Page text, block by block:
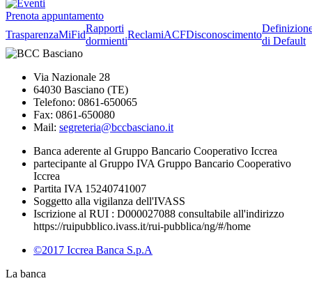
Prenota appuntamento
TrasparenzaMiFid
Rapporti
dormienti
ReclamiACFDisconoscimento
di Default
Via Nazionale 28
64030 Basciano (TE)
Telefono: 0861-650065
Fax: 0861-650080
Mail: segreteria@bccbasciano.it
Banca aderente al Gruppo Bancario Cooperativo Iccrea
partecipante al Gruppo IVA Gruppo Bancario Cooperativo
Iccrea
Partita IVA 15240741007
Soggetto alla vigilanza dell'IVASS
Iscrizione al RUI : D000027088 consultabile all'indirizzo
https://ruipubblico.ivass.it/rui-pubblica/ng/#/home
©2017 Iccrea Banca S.p.A
La banca